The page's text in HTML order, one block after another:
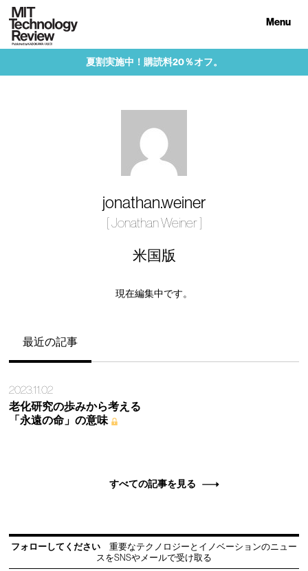
Menu
夏割実施中！購読料20％オフ。
jonathan.weiner
[ Jonathan Weiner ]
米国版
現在編集中です。
最近の記事
2023.11.02
老化研究の歩みから考える
「永遠の命」の意味
すべての記事を見る
フォローしてください
重要なテクノロジーとイノベーションのニュー
スをSNSやメールで受け取る